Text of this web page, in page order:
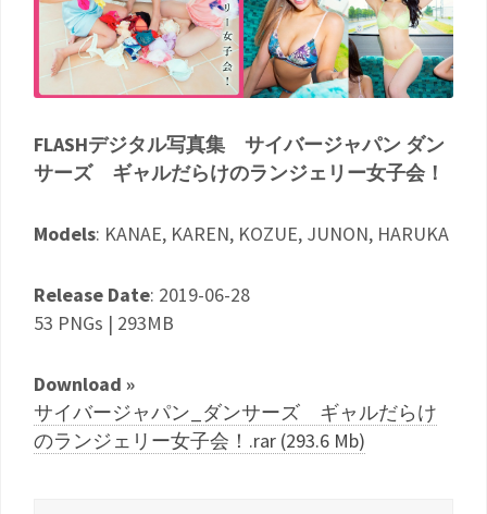
FLASHデジタル写真集 サイバージャパン ダン
サーズ ギャルだらけのランジェリー女子会！
Models: KANAE, KAREN, KOZUE, JUNON, HARUKA
Release Date: 2019-06-28
53 PNGs | 293MB
Download »
サイバージャパン_ダンサーズ ギャルだらけ
のランジェリー女子会！.rar (293.6 Mb)